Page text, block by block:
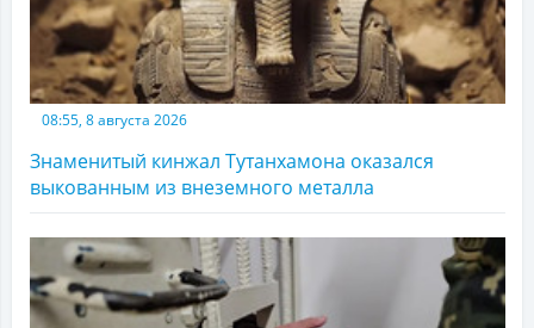
08:55, 8 августа 2026
Знаменитый кинжал Тутанхамона оказался
выкованным из внеземного металла